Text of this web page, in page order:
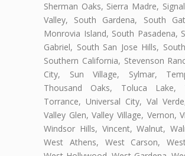
Sherman Oaks, Sierra Madre,
Valley, South Gardena, South
Monrovia Island, South Pasadena,
Gabriel, South San Jose Hills,
Southern California, Stevenson
City, Sun Village, Sylmar,
Thousand Oaks, Toluca Lake,
Torrance, Universal City, Val
Valley Glen, Valley Village, Vernon,
Windsor Hills, Vincent, Walnut,
West Athens, West Carson,